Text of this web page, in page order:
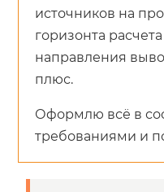
источников на
горизонта
направления
плюс.
Оформлю всё в
требованиями и